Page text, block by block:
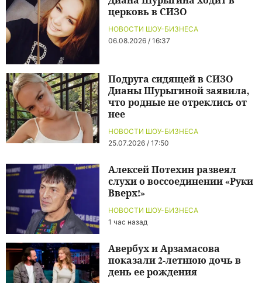
НОВОСТИ ШОУ-БИЗНЕСА
06.08.2026 / 16:37
церковь в СИЗО
НОВОСТИ ШОУ-БИЗНЕСА
25.07.2026 / 17:50
Подруга сидящей в СИЗО
Дианы Шурыгиной заявила,
что родные не отреклись от
нее
НОВОСТИ ШОУ-БИЗНЕСА
1 час назад
Алексей Потехин развеял
слухи о воссоединении «Руки
Вверх!»
Авербух и Арзамасова
показали 2-летнюю дочь в
день ее рождения